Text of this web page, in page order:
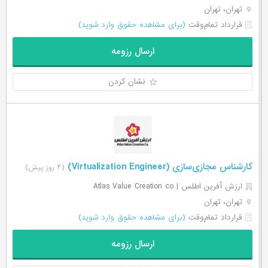
تهران، تهران
قرارداد تمام‌وقت (برای مشاهده حقوق وارد شوید)
ارسال رزومه
نشان کردن
کارشناس مجازی‌سازی (Virtualization Engineer) (۴ روز پیش)
ارزش آفرین اطلس | Atlas Value Creation co
تهران، تهران
قرارداد تمام‌وقت (برای مشاهده حقوق وارد شوید)
ارسال رزومه